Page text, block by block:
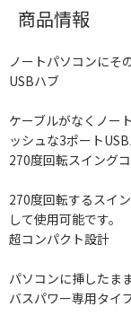
商品情報
ノートパソコンにそ
USBハブ
ケーブルがなくノー
ッシュな3ポートUSB
270度回転スイング
270度回転するスイ
して使用可能です。
超コンパクト設計
パソコンに挿したま
バスパワー専用タイ